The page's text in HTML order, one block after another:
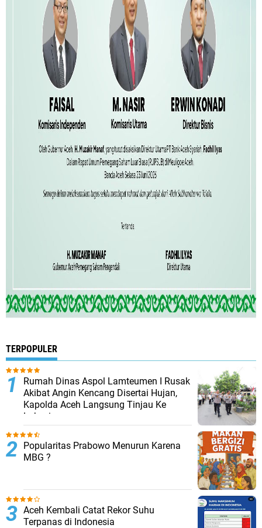
TERPOPULER
Rumah Dinas Aspol Lamteumen I Rusak
Akibat Angin Kencang Disertai Hujan,
Kapolda Aceh Langsung Tinjau Ke
Lokasi
Popularitas Prabowo Menurun Karena
MBG ?
Aceh Kembali Catat Rekor Suhu
Terpanas di Indonesia